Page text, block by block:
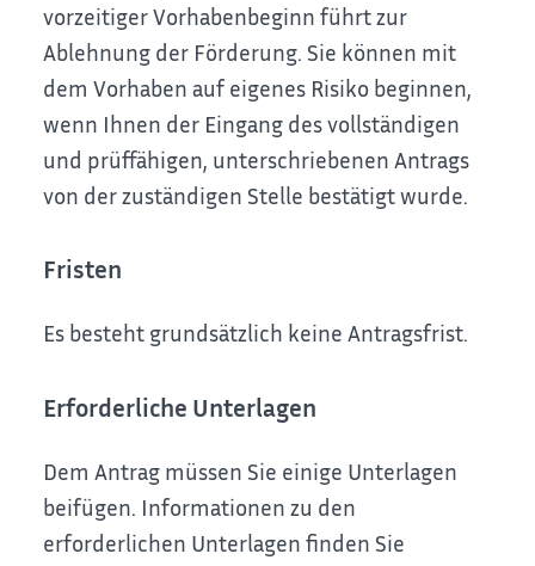
vorzeitiger Vorhabenbeginn führt zur
Ablehnung der Förderung. Sie können mit
dem Vorhaben auf eigenes Risiko beginnen,
wenn Ihnen der Eingang des vollständigen
und prüffähigen, unterschriebenen Antrags
von der zuständigen Stelle bestätigt wurde.
Fristen
Es besteht grundsätzlich keine Antragsfrist.
Erforderliche Unterlagen
Dem Antrag müssen Sie einige Unterlagen
beifügen. Informationen zu den
erforderlichen Unterlagen finden Sie